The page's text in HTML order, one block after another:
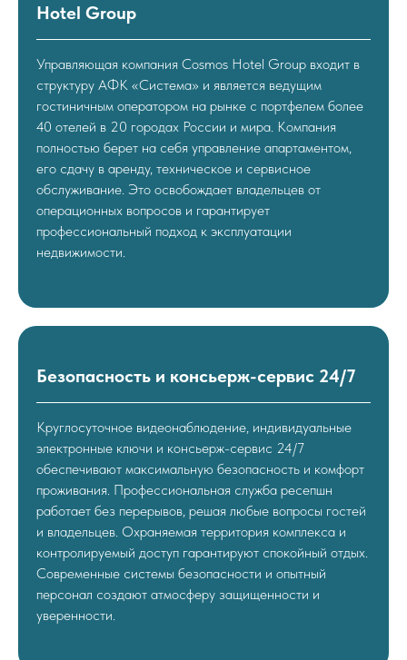
Hotel Group
Управляющая компания Cosmos Hotel Group входит в
структуру АФК «Система» и является ведущим
гостиничным оператором на рынке с портфелем более
40 отелей в 20 городах России и мира. Компания
полностью берет на себя управление апартаментом,
его сдачу в аренду, техническое и сервисное
обслуживание. Это освобождает владельцев от
операционных вопросов и гарантирует
профессиональный подход к эксплуатации
недвижимости.
Безопасность и консьерж-сервис 24/7
Круглосуточное видеонаблюдение, индивидуальные
электронные ключи и консьерж-сервис 24/7
обеспечивают максимальную безопасность и комфорт
проживания. Профессиональная служба ресепшн
работает без перерывов, решая любые вопросы гостей
и владельцев. Охраняемая территория комплекса и
контролируемый доступ гарантируют спокойный отдых.
Современные системы безопасности и опытный
персонал создают атмосферу защищенности и
уверенности.